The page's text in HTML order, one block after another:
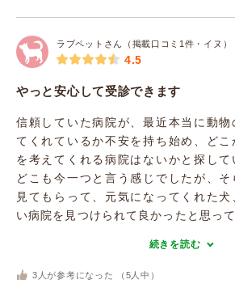
ラブペットさん（掲載口コミ1件・イヌ）
4.5
やっと安心して受診できます
信頼していた病院が、最近本当に動物
てくれているか不安を持ち始め、ど
を考えてくれる病院はないかと探し
どこも今一つと言う感じでしたが、
見てもらって、元気になってくれた
い病院を見つけられて良かったと思っ
続きを読む
3 人が参考になった （ 5 人中）